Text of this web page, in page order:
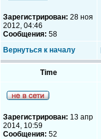
Зарегистрирован: 28 ноя
2012, 04:46
Сообщения: 58
Вернуться к началу
Time
Зарегистрирован: 13 апр
2014, 10:59
Сообщения: 52